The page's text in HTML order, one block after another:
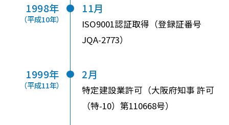
1998年
（平成10年）
11月
ISO9001認証取得（登録証番号
JQA-2773）
1999年
（平成11年）
2月
特定建設業許可（大阪府知事 許可
（特-10）第110668号）